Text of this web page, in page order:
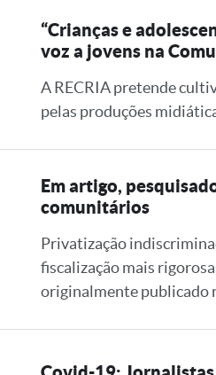
“Crianças e
voz a jovens na
A RECRIA pretende
pelas produções
Em artigo,
comunitários
Privatização
fiscalização mais
originalmente publicado